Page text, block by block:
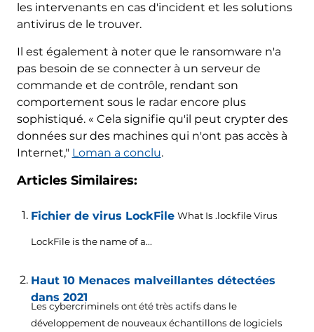
les intervenants en cas d'incident et les solutions
antivirus de le trouver.
Il est également à noter que le ransomware n'a
pas besoin de se connecter à un serveur de
commande et de contrôle, rendant son
comportement sous le radar encore plus
sophistiqué. « Cela signifie qu'il peut crypter des
données sur des machines qui n'ont pas accès à
Internet," Loman a conclu.
Articles Similaires:
Fichier de virus LockFile What Is .lockfile Virus
LockFile is the name of a...
Haut 10 Menaces malveillantes détectées
dans 2021
Les cybercriminels ont été très actifs dans le
développement de nouveaux échantillons de logiciels